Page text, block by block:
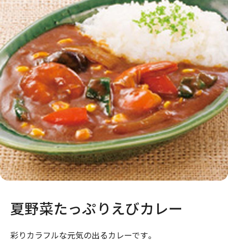
夏野菜たっぷりえびカレー
彩りカラフルな元気の出るカレーです。